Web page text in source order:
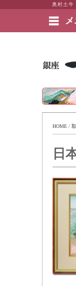
絵画など
HOME /
日